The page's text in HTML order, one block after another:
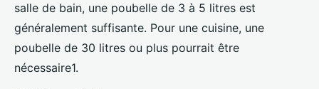
salle de bain, une poubelle de 3 à 5 litres est
généralement suffisante. Pour une cuisine, une
poubelle de 30 litres ou plus pourrait être
nécessaire1.